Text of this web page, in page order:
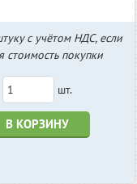
с учётом НДС, если
стоимость покупки
шт.
В КОРЗИНУ